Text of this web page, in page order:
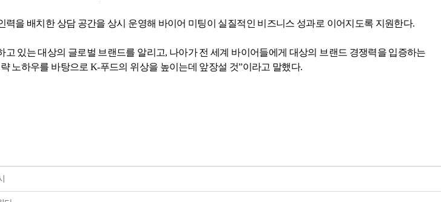
력을 배치한 상담 공간을 상시 운영해 바이어 미팅이 실질적인 비즈니스 성과로 이어지도록 지원한다.
고 있는 대상의 글로벌 브랜드를 알리고, 나아가 전 세계 바이어들에게 대상의 브랜드 경쟁력을 입증하는
노하우를 바탕으로 K-푸드의 위상을 높이는데 앞장설 것”이라고 말했다.